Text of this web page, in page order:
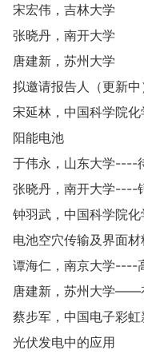
宋宏伟，吉林大学
张晓丹，南开大学
唐建新，苏州大学
拟邀请报告人（更新中
宋延林，中国科学院
阳能电池
于伟永，山东大学----
张晓丹，南开大学----
钟羽武，中国科学院
电池空穴传输及界面材
谭海仁，南京大学----
唐建新，苏州大学——
蔡步军，中国电子彩
光伏发电中的应用